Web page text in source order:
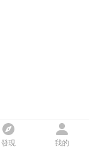
發現 我的